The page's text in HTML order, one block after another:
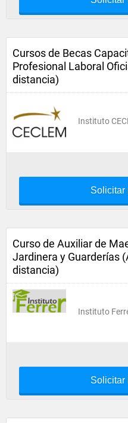
Cursos de Becas
Profesional Laboral
distancia)
Instituto
Solicitar
Curso de Auxiliar de
Jardinera y Guarderías
distancia)
Instituto
Solicitar